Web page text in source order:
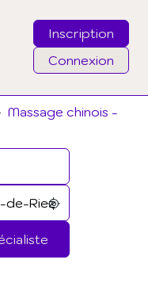
Inscription
Connexion
Massage chinois -
de passe